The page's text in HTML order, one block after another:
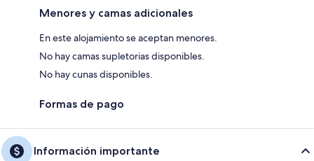
Menores y camas adicionales
En este alojamiento se aceptan menores.
No hay camas supletorias disponibles.
No hay cunas disponibles.
Formas de pago
Información importante